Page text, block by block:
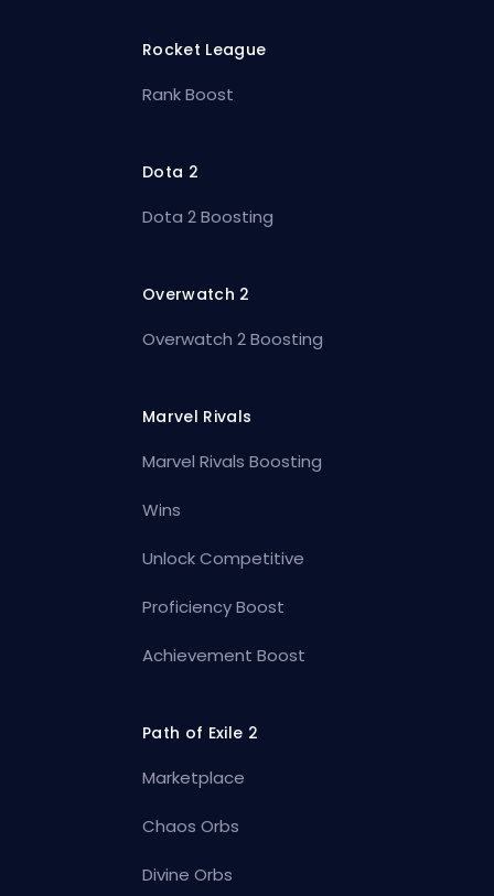
Rocket League
Rank Boost
Dota 2
Dota 2 Boosting
Overwatch 2
Overwatch 2 Boosting
Marvel Rivals
Marvel Rivals Boosting
Wins
Unlock Competitive
Proficiency Boost
Achievement Boost
Path of Exile 2
Marketplace
Chaos Orbs
Divine Orbs